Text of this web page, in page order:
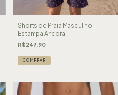
Shorts de Praia Masculino
Estampa Ancora
R$249,90
COMPRAR